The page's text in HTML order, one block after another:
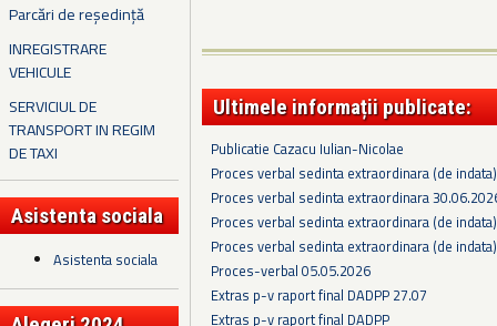
Parcări de reședință
INREGISTRARE
VEHICULE
SERVICIUL DE
TRANSPORT IN REGIM
DE TAXI
Asistenta sociala
Asistenta sociala
Ultimele informații publicate:
Publicatie Cazacu Iulian-Nicolae
Proces verbal sedinta extraordinara (de
Proces verbal sedinta extraordinara
Proces verbal sedinta extraordinara (de
Proces verbal sedinta extraordinara (de
Proces-verbal 05.05.2026
Extras p-v raport final DADPP 27.07
Extras p-v raport final DADPP